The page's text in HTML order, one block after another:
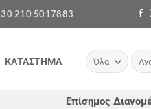
210 5017883
ΚΑΤΆΣΤΗΜΑ
για:
Επίσημος